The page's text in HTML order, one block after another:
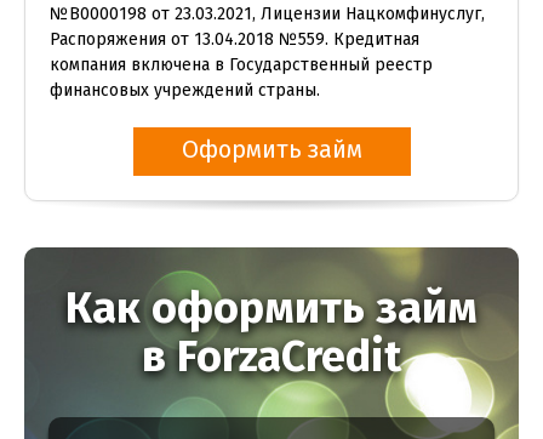
№В0000198 от 23.03.2021, Лицензии Нацкомфинуслуг,
Распоряжения от 13.04.2018 №559. Кредитная
компания включена в Государственный реестр
финансовых учреждений страны.
Оформить займ
Как оформить займ
в ForzaCredit